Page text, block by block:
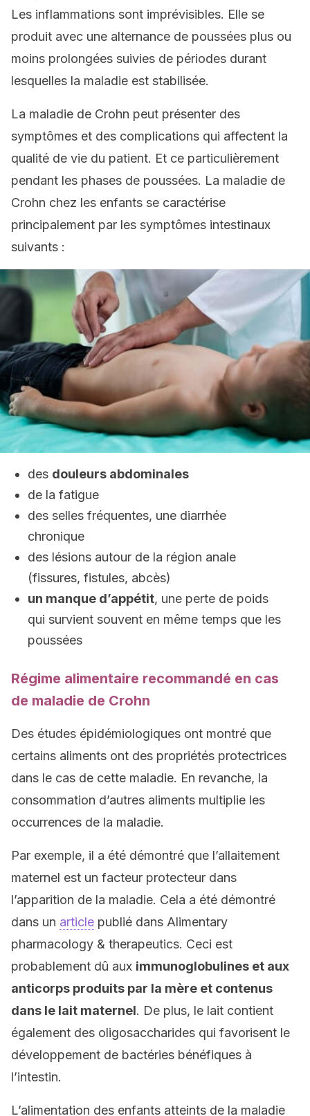
Les inflammations sont imprévisibles. Elle se
produit avec une alternance de poussées plus ou
moins prolongées suivies de périodes durant
lesquelles la maladie est stabilisée.
La maladie de Crohn peut présenter des
symptômes et des complications qui affectent la
qualité de vie du patient. Et ce particulièrement
pendant les phases de poussées. La maladie de
Crohn chez les enfants se caractérise
principalement par les symptômes intestinaux
suivants :
des douleurs abdominales
de la fatigue
des selles fréquentes, une diarrhée
chronique
des lésions autour de la région anale
(fissures, fistules, abcès)
un manque d’appétit, une perte de poids
qui survient souvent en même temps que les
poussées
Régime alimentaire recommandé en cas
de maladie de Crohn
Des études épidémiologiques ont montré que
certains aliments ont des propriétés protectrices
dans le cas de cette maladie. En revanche, la
consommation d’autres aliments multiplie les
occurrences de la maladie.
Par exemple, il a été démontré que l’allaitement
maternel est un facteur protecteur dans
l’apparition de la maladie. Cela a été démontré
dans un article publié dans Alimentary
pharmacology & therapeutics. Ceci est
probablement dû aux immunoglobulines et aux
anticorps produits par la mère et contenus
dans le lait maternel. De plus, le lait contient
également des oligosaccharides qui favorisent le
développement de bactéries bénéfiques à
l’intestin.
L’alimentation des enfants atteints de la maladie